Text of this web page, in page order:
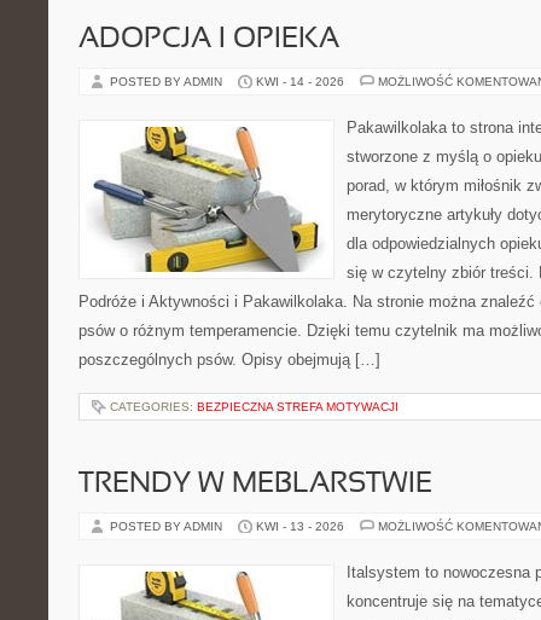
ADOPCJA I OPIEKA
POSTED BY ADMIN KWI - 14 - 2026 MOŻLIWOŚĆ
Pakawilkolaka to strona
stworzone z myślą o
porad, w którym miłośnik
merytoryczne artykuły
dla odpowiedzialnych
się w czytelny zbiór treści.
Podróże i Aktywności i Pakawilkolaka. Na stronie można znaleźć
psów o różnym temperamencie. Dzięki temu czytelnik ma
poszczególnych psów. Opisy obejmują […]
CATEGORIES: BEZPIECZNA STREFA MOTYWACJI
TRENDY W MEBLARSTWIE
POSTED BY ADMIN KWI - 13 - 2026 MOŻLIWOŚĆ
Italsystem to nowoczesna
koncentruje się na